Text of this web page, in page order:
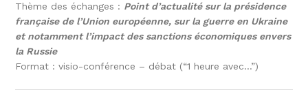
Thème des échanges : Point d’actualité sur la présidence
française de l’Union européenne, sur la guerre en Ukraine
et notamment l’impact des sanctions économiques envers
la Russie
Format : visio-conférence – débat (“1 heure avec…”)